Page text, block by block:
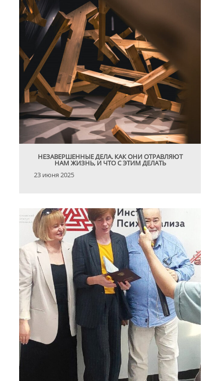
НЕЗАВЕРШЕННЫЕ ДЕЛА. КАК ОНИ ОТРАВЛЯЮТ
НАМ ЖИЗНЬ, И ЧТО С ЭТИМ ДЕЛАТЬ
23 июня 2025